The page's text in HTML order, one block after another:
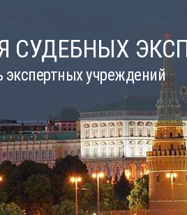
СУДЕБНЫХ
экспертных учреждений